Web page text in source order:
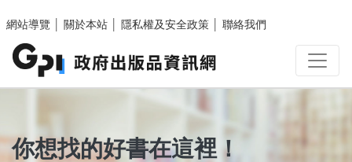
網站導覽
關於本站 隱私權及安全政策 聯絡我們
你想找的好書在這裡！